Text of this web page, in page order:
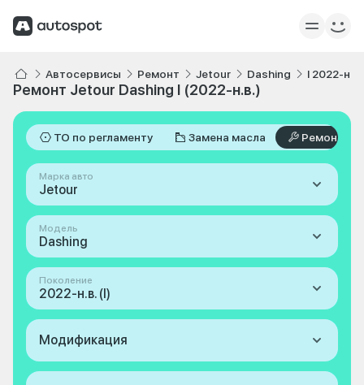
Автосервисы Ремонт Jetour Dashing I 2022-н.в.
Ремонт Jetour Dashing I (2022-н.в.)
ТО по регламенту Замена масла Ремонт
Марка авто
Jetour
Модель
Dashing
Поколение
2022-н.в. (I)
Модификация